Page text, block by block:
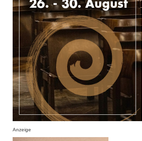
Anzeige